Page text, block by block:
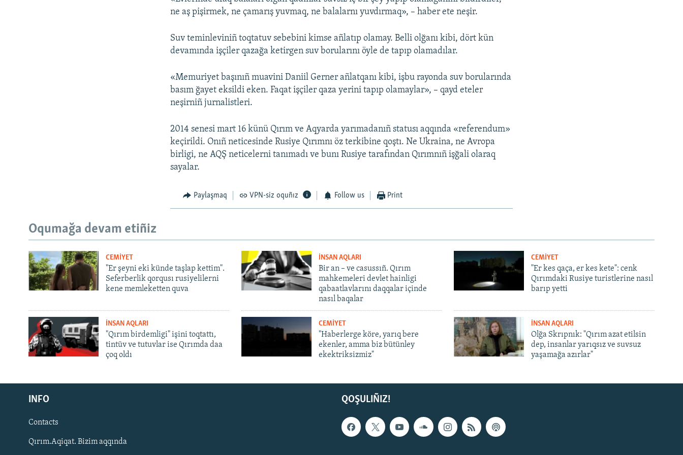
Русский
Українською
QOŞULIÑIZ!
ne aş pişirmek, ne çamarış yuvmaq, ne balalarnı yuvdırmaq», – haber ete neşir.
Suv teminleviniñ toqtatuv sebebini kimse añlatıp olamay. Belli olğanı kibi, dört kün
devamında işçiler qazağa ketirgen suv borularını öyle de tapıp olamadılar.
«Memuriyet başınıñ muavini Daniil Gerner añlatqanı kibi, işbu rayonda suv borularında
basım ğayet eksildi eken. Faqat işçiler qaza yerini tapıp olamaylar», – qayd eteler
neşirniñ jurnalistleri.
2014 senesi mart 16 künü Qırım ve Aqyarda yarımadanıñ statusı aqqında «referendum»
keçirildi. Onıñ neticesinde Rusiye Qırımnı öz terkibine qoştı. Ne Ukraina, ne Avropa
birligi, ne AQŞ neticelerni tanımadı ve bunı Rusiye tarafından Qırımnıñ işğali olaraq
sayalar.
Paylaşmaq VPN-siz oquñız Follow us Print
Oqumağa devam etiñiz
CEMİYET
"Er şeyni eki künde taşlap kettim".
Seferberlik qorqusı rusiyelilerni
kene memleketten quva
İNSAN AQLARI
Bir an – ve casussıñ. Qırım
mahkemeleri devlet hainligi
qabaatlavlarını daqqalar içinde
nasıl baqalar
CEMİYET
"Er kes qaça, er kes kete": cenk
Qırımdaki Rusiye turistlerine nasıl
barıp yetti
İNSAN AQLARI
"Qırım birdemligi" işini toqtattı,
tintüv ve tutuvlar ise Qırımda daa
çoq oldı
CEMİYET
"Haberlerge köre, yarıq bere
ekenler, amma biz bütünley
ekektriksizmiz"
İNSAN AQLARI
Olğa Skrıpnık: "Qırım azat etilsin
dep, insanlar yarıqsız ve suvsuz
yaşamağa azırlar"
QOŞULIÑIZ!
INFO
Contacts
Qırım.Aqiqat. Bizim aqqında